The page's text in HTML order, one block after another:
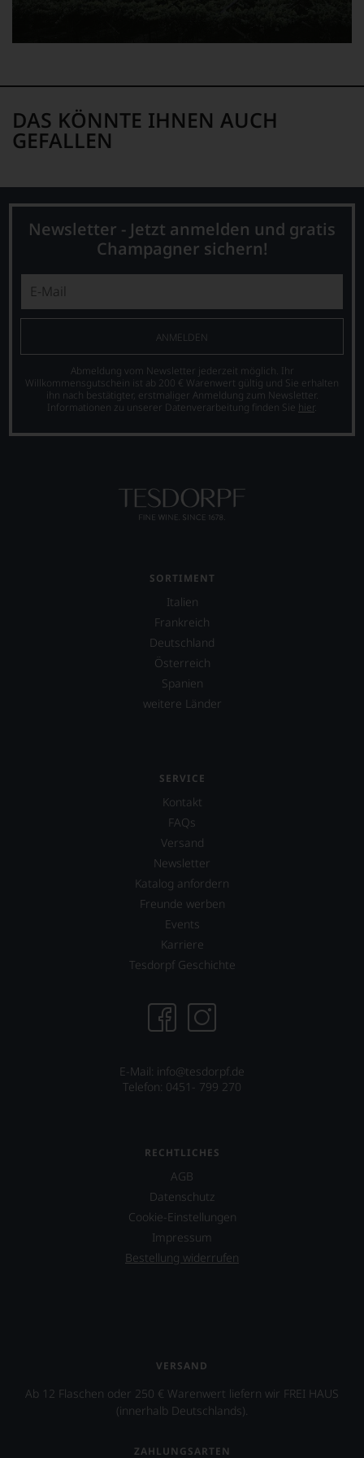
DAS KÖNNTE IHNEN AUCH
GEFALLEN
Newsletter - Jetzt anmelden und gratis
Champagner sichern!
ANMELDEN
Abmeldung vom Newsletter jederzeit möglich. Ihr
Willkommensgutschein ist ab 200 € Warenwert gültig und Sie erhalten
ihn nach bestätigter, erstmaliger Anmeldung zum Newsletter.
Informationen zu unserer Datenverarbeitung finden Sie hier.
SORTIMENT
Italien
Frankreich
Deutschland
Österreich
Spanien
weitere Länder
SERVICE
Kontakt
FAQs
Versand
Newsletter
Katalog anfordern
Freunde werben
Events
Karriere
Tesdorpf Geschichte
E-Mail: info@tesdorpf.de
Telefon: 0451- 799 270
RECHTLICHES
AGB
Datenschutz
Cookie-Einstellungen
Impressum
Bestellung widerrufen
VERSAND
Ab 12 Flaschen oder 250 € Warenwert liefern wir FREI HAUS
(innerhalb Deutschlands).
ZAHLUNGSARTEN